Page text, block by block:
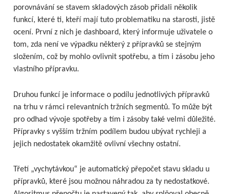
porovnávání se stavem skladových zásob přidali několik
funkcí, které ti, kteří mají tuto problematiku na starosti, jistě
ocení. První z nich je dashboard, který informuje uživatele o
tom, zda není ve výpadku některý z přípravků se stejným
složením, což by mohlo ovlivnit spotřebu, a tím i zásobu jeho
vlastního přípravku.
Druhou funkcí je informace o podílu jednotlivých přípravků
na trhu v rámci relevantních tržních segmentů. To může být
pro odhad vývoje spotřeby a tím i zásoby také velmi důležité.
Přípravky s vyšším tržním podílem budou ubývat rychleji a
jejich nedostatek okamžitě ovlivní všechny ostatní.
Třetí „vychytávkou“ je automatický přepočet stavu skladu u
přípravků, které jsou možnou náhradou za ty nedostatkové.